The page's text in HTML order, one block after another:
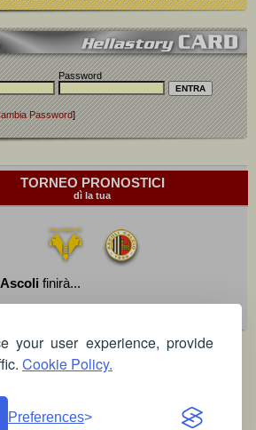
your user experience, provide
Cookie Policy.
Preferences
Password
Password]
TORNEO PRONOSTICI
dì la tua
finirà...